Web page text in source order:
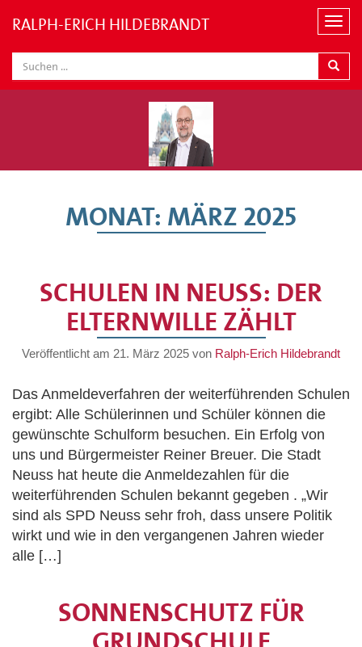
N
v
i
o
RALPH-ERICH HILDEBRANDT
MONAT: MÄRZ 2025
SCHULEN IN NEUSS: DER
ELTERNWILLE ZÄHLT
Veröffentlicht am 21. März 2025 von Ralph-Erich Hildebrandt
Das Anmeldeverfahren der weiterführenden Schulen
ergibt: Alle Schülerinnen und Schüler können die
gewünschte Schulform besuchen. Ein Erfolg von
uns und Bürgermeister Reiner Breuer. Die Stadt
Neuss hat heute die Anmeldezahlen für die
weiterführenden Schulen bekannt gegeben . „Wir
sind als SPD Neuss sehr froh, dass unsere Politik
wirkt und wie in den vergangenen Jahren wieder
alle […]
SONNENSCHUTZ FÜR